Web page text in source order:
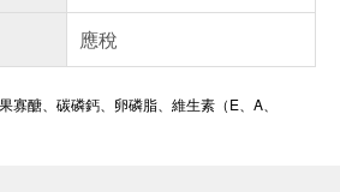
應稅
寡醣、碳磷鈣、卵磷脂、維生素（E、A、